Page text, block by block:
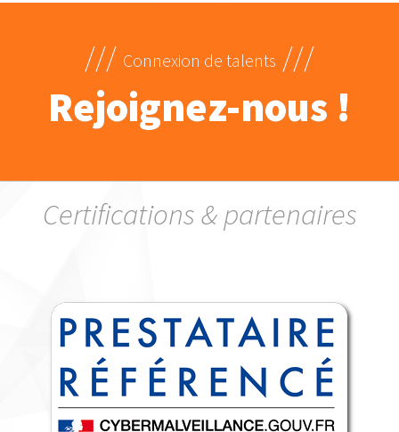
/// Connexion de talents ///
Rejoignez-nous !
Certifications & partenaires